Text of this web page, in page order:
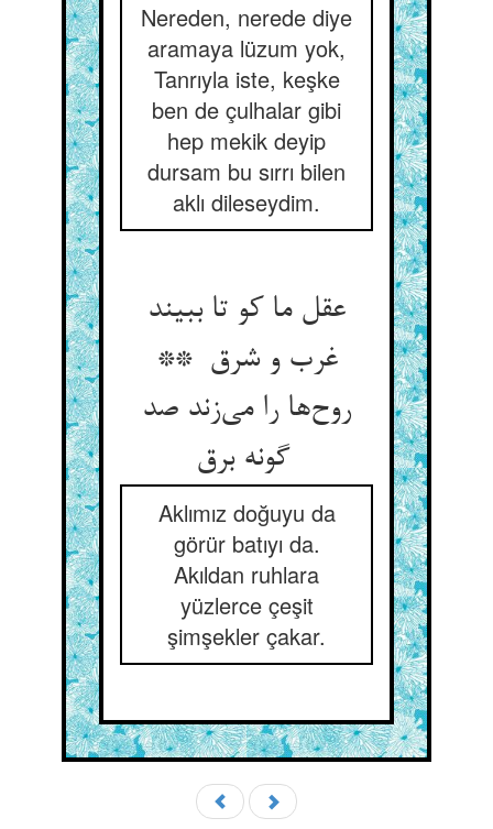
Nereden, nerede diye
aramaya lüzum yok,
Tanrıyla iste, keşke
ben de çulhalar gibi
hep mekik deyip
dursam bu sırrı bilen
aklı dileseydim.
عقل ما کو تا ببیند
غرب و شرق **
روح‌ها را می‌زند صد
گونه برق
Aklımız doğuyu da
görür batıyı da.
Akıldan ruhlara
yüzlerce çeşit
şimşekler çakar.